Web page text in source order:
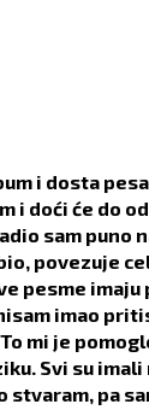
i dosta
i doći će do
sam puno
povezuje
pesme imaju
imao
mi je
Svi su imali
stvaram, pa